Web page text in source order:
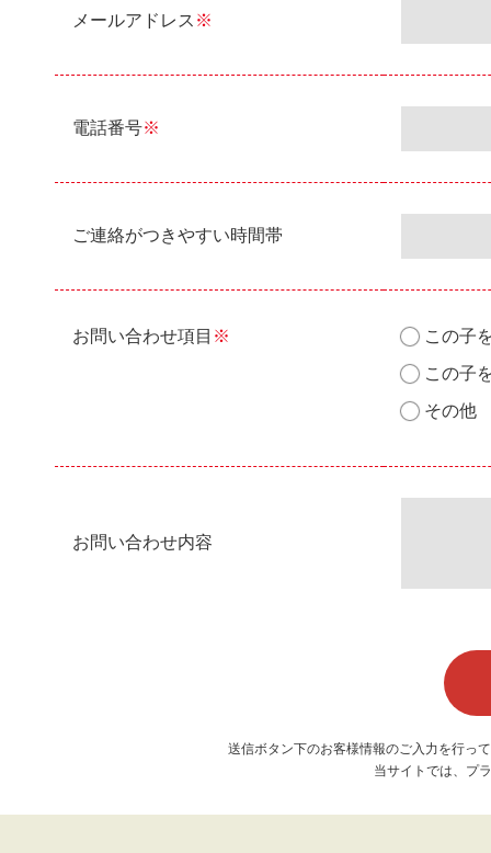
メールアドレス ※
電話番号※
ご連絡がつきやすい時間帯
お問い合わせ項目 ※
この子
この子
その他
お問い合わせ内容
送信ボタン下のお客様情報のご入力を行っ
当サイトでは、プ